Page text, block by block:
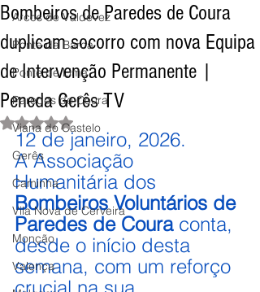
Arcos de Valdevez
Ponte da Barca
Ponte de Lima
Paredes de Coura
Viana do Castelo
Gerês
Caminha
Vila Nova de Cerveira
Monção
Valença
Bombeiros de Paredes de Coura
duplicam socorro com nova Equipa
de Intervenção Permanente |
Peneda Gerês TV
Avaliado com NaN de 5 estrelas.
12 de janeiro, 2026.
A Associação
Humanitária dos
Bombeiros Voluntários de
Paredes de Coura conta,
desde o início desta
semana, com um reforço